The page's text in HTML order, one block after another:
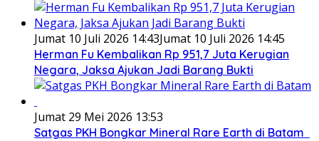
Jumat 10 Juli 2026 14:43Jumat 10 Juli 2026 14:45
Herman Fu Kembalikan Rp 951,7 Juta Kerugian
Negara, Jaksa Ajukan Jadi Barang Bukti
Jumat 29 Mei 2026 13:53
Satgas PKH Bongkar Mineral Rare Earth di Batam